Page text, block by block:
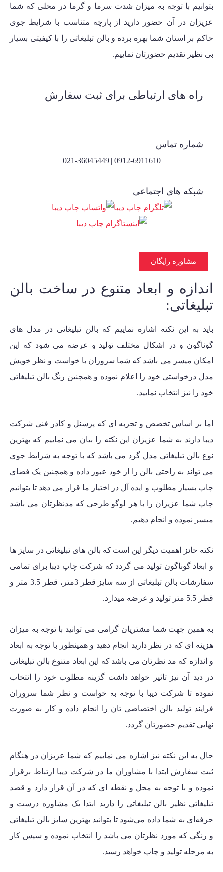
بتوانیم با توجه به میزان شدت سرما و گرما در محلی که شما
عزیزان در آن حضور دارید از پارچه متناسب با شرایط جوی
حاکم بر استان شما بهره برده و بالن تبلیغاتی را با کیفیتی بسیار
بی نظیر تقدیم حضورتان نماییم.
راه های ارتباطی برای ثبت سفارش
شماره تماس
0912-6911610 | 021-36045449
شبکه های اجتماعی
مشاوره رایگان
اندازه و ابعاد متنوع در ساخت بالن
تبلیغاتی:
باید به این نکته اشاره نماییم که بالن تبلیغاتی در مدل های
گوناگون و در اشکال مختلف تولید و عرضه می شود که این
امکان میسر می باشد که شما سروران با خواست و نظر خویش
مدل درخواستی خود را اعلام نموده و همچنین رنگ بالن تبلیغاتی
خود را نیز انتخاب نمایید.
اما بر اساس تخصص و تجربه ای که پرسنل و کادر فنی شرکت
دیبا دارند به شما عزیزان این نکته را بیان می نماییم که بهترین
نوع بالن تبلیغاتی مدل گرد می باشد که با توجه به شرایط جوی
می تواند به راحتی بالن را از خود عبور داده و همچنین یک فضای
چاپ بسیار مطلوب و ایده آل در اختیار ما قرار می دهد تا بتوانیم
چاپ شما عزیزان را با هر لوگو طرحی که مدنظرتان می باشد
میسر نموده و انجام دهیم.
نکته حائز اهمیت دیگر این است که بالن های تبلیغاتی در سایز ها
و ابعاد گوناگون تولید می گردد که شرکت چاپ دیبا برای تمامی
سفارشات بالن تبلیغاتی از
سه سایز قطر 3متر، قطر 3.5 متر و
قطر 5.5 متر
تولید و عرضه میدارد.
به همین جهت شما مشتریان گرامی می توانید با توجه به میزان
هزینه ای که در نظر دارید انجام دهید و همینطور با توجه به ابعاد
و اندازه که مد نظرتان می باشد که این ابعاد متنوع بالن تبلیغاتی
در دید آن نیز تاثیر خواهد داشت گزینه مطلوب خود را انتخاب
نموده تا شرکت دیبا با توجه به خواست و نظر شما سروران
فرایند تولید بالن اختصاصی تان را انجام داده و کار به صورت
نهایی تقدیم حضورتان گردد.
حال به این نکته نیز اشاره می نماییم که شما عزیزان در هنگام
ثبت سفارش ابتدا با مشاوران ما در شرکت دیبا ارتباط برقرار
نموده و با توجه به محل و نقطه ای که در آن قرار دارد و قصد
تبلیغاتی نظیر بالن تبلیغاتی را دارید ابتدا یک مشاوره درست و
حرفه‌ای به شما داده می‌شود تا بتوانید بهترین سایز بالن تبلیغاتی
و رنگی که مورد نظرتان می باشد را انتخاب نموده و سپس کار
به مرحله تولید و چاپ خواهد رسید.